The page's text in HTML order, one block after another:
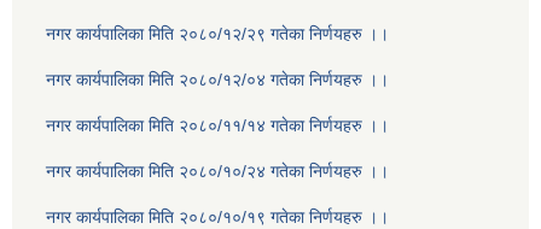
नगर कार्यपालिका मिति २०८०/१२/२९ गतेका निर्णयहरु ।।
नगर कार्यपालिका मिति २०८०/१२/०४ गतेका निर्णयहरु ।।
नगर कार्यपालिका मिति २०८०/११/१४ गतेका निर्णयहरु ।।
नगर कार्यपालिका मिति २०८०/१०/२४ गतेका निर्णयहरु ।।
नगर कार्यपालिका मिति २०८०/१०/१९ गतेका निर्णयहरु ।।